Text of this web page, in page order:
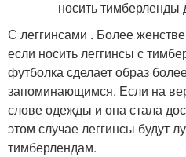
С леггинсами . Более
если носить леггинсы с
футболка сделает образ
запоминающимся. Если на
слове одежды и она стала
этом случае леггинсы будут
тимберлендам.